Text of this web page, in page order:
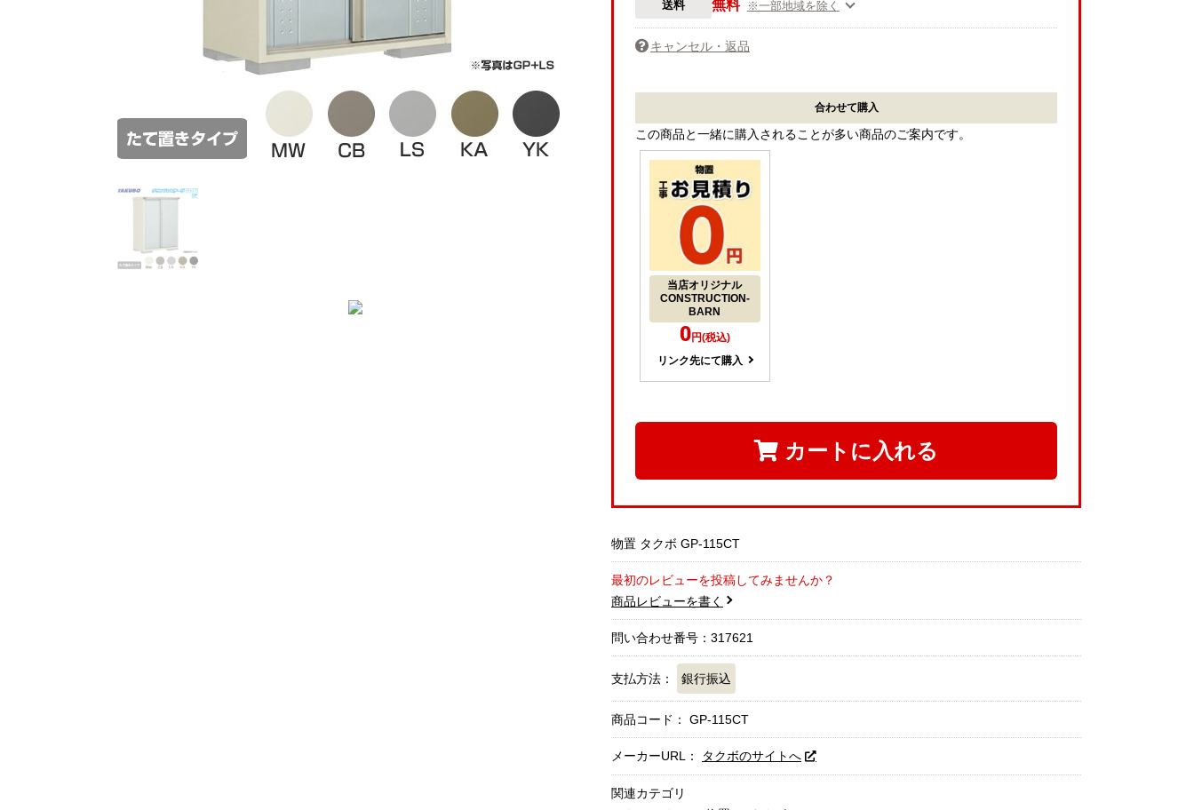
送料 無料 ※一部地域を除く
キャンセル・返品
合わせて購入
この商品と一緒に購入されることが多い商品のご案内です。
当店オリジナル
CONSTRUCTION-
BARN
0円(税込)
リンク先にて購入
カートに入れる
物置 タクボ GP-115CT
最初のレビューを投稿してみませんか？
商品レビューを書く
問い合わせ番号：317621
支払方法： 銀行振込
商品コード： GP-115CT
メーカーURL： タクボのサイトへ
関連カテゴリ